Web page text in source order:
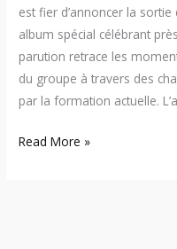
est fier d’annoncer la
album spécial célébrant
parution retrace les
du groupe à travers des
par la formation actuelle.
Read More »